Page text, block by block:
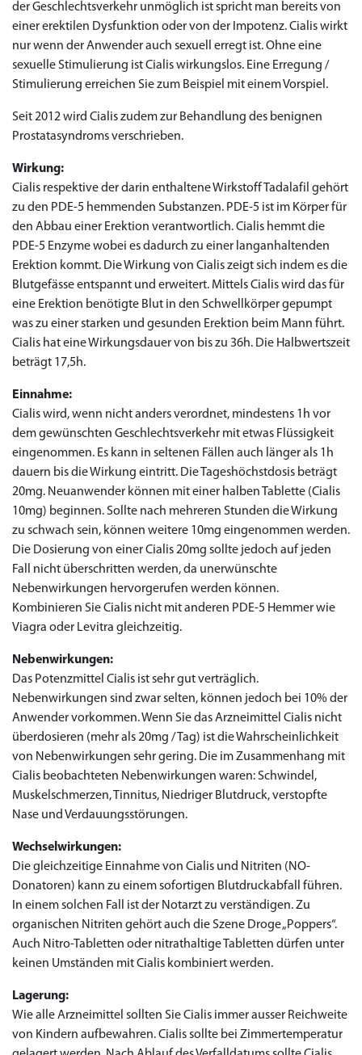
der Geschlechtsverkehr unmöglich ist spricht man bereits von
einer erektilen Dysfunktion oder von der Impotenz. Cialis wirkt
nur wenn der Anwender auch sexuell erregt ist. Ohne eine
sexuelle Stimulierung ist Cialis wirkungslos. Eine Erregung /
Stimulierung erreichen Sie zum Beispiel mit einem Vorspiel.
Seit 2012 wird Cialis zudem zur Behandlung des benignen
Prostatasyndroms verschrieben.
Wirkung:
Cialis respektive der darin enthaltene Wirkstoff Tadalafil gehört
zu den PDE-5 hemmenden Substanzen. PDE-5 ist im Körper für
den Abbau einer Erektion verantwortlich. Cialis hemmt die
PDE-5 Enzyme wobei es dadurch zu einer langanhaltenden
Erektion kommt. Die Wirkung von Cialis zeigt sich indem es die
Blutgefässe entspannt und erweitert. Mittels Cialis wird das für
eine Erektion benötigte Blut in den Schwellkörper gepumpt
was zu einer starken und gesunden Erektion beim Mann führt.
Cialis hat eine Wirkungsdauer von bis zu 36h. Die Halbwertszeit
beträgt 17,5h.
Einnahme:
Cialis wird, wenn nicht anders verordnet, mindestens 1h vor
dem gewünschten Geschlechtsverkehr mit etwas Flüssigkeit
eingenommen. Es kann in seltenen Fällen auch länger als 1h
dauern bis die Wirkung eintritt. Die Tageshöchstdosis beträgt
20mg. Neuanwender können mit einer halben Tablette (Cialis
10mg) beginnen. Sollte nach mehreren Stunden die Wirkung
zu schwach sein, können weitere 10mg eingenommen werden.
Die Dosierung von einer Cialis 20mg sollte jedoch auf jeden
Fall nicht überschritten werden, da unerwünschte
Nebenwirkungen hervorgerufen werden können.
Kombinieren Sie Cialis nicht mit anderen PDE-5 Hemmer wie
Viagra oder Levitra gleichzeitig.
Nebenwirkungen:
Das Potenzmittel Cialis ist sehr gut verträglich.
Nebenwirkungen sind zwar selten, können jedoch bei 10% der
Anwender vorkommen. Wenn Sie das Arzneimittel Cialis nicht
überdosieren (mehr als 20mg / Tag) ist die Wahrscheinlichkeit
von Nebenwirkungen sehr gering. Die im Zusammenhang mit
Cialis beobachteten Nebenwirkungen waren: Schwindel,
Muskelschmerzen, Tinnitus, Niedriger Blutdruck, verstopfte
Nase und Verdauungsstörungen.
Wechselwirkungen:
Die gleichzeitige Einnahme von Cialis und Nitriten (NO-
Donatoren) kann zu einem sofortigen Blutdruckabfall führen.
In einem solchen Fall ist der Notarzt zu verständigen. Zu
organischen Nitriten gehört auch die Szene Droge „Poppers“.
Auch Nitro-Tabletten oder nitrathaltige Tabletten dürfen unter
keinen Umständen mit Cialis kombiniert werden.
Lagerung:
Wie alle Arzneimittel sollten Sie Cialis immer ausser Reichweite
von Kindern aufbewahren. Cialis sollte bei Zimmertemperatur
€26.35
€28.17
€29.08
€23.62
€29.98
€27.26
€36.34
€29.08
€62.69
€25.44
€138.11
€56.33
€45.43
€0.00
€37.25
€15.45
€0.00
€0.00
€0.00
€14.54
€0.00
€0.00